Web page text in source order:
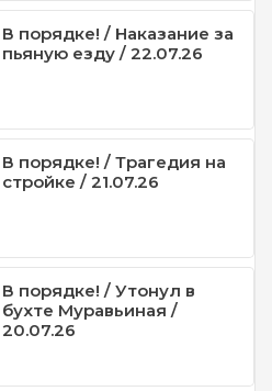
В порядке! / Наказание за
пьяную езду / 22.07.26
В порядке! / Трагедия на
стройке / 21.07.26
В порядке! / Утонул в
бухте Муравьиная /
20.07.26